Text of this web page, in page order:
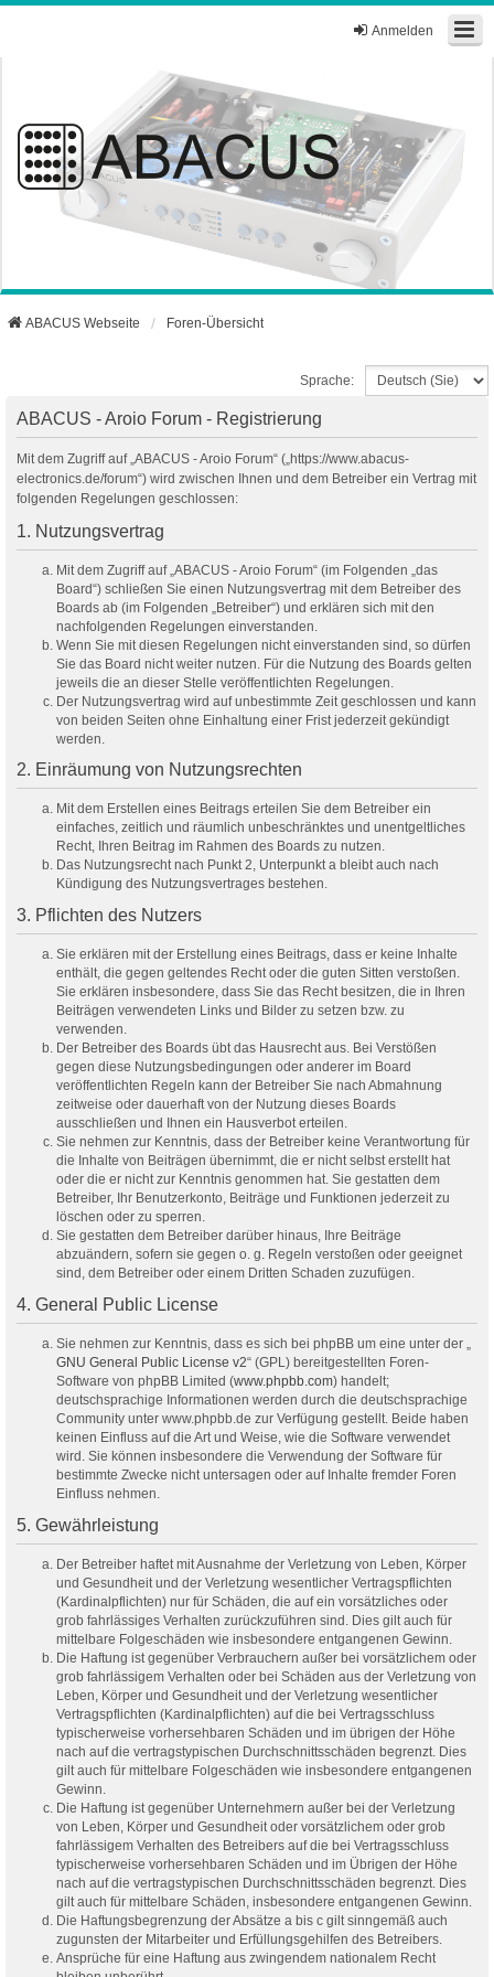
Anmelden
ABACUS Webseite Foren-Übersicht
Sprache:
ABACUS - Aroio Forum - Registrierung
Mit dem Zugriff auf „ABACUS - Aroio Forum“ („https://www.abacus-
electronics.de/forum“) wird zwischen Ihnen und dem Betreiber ein Vertrag mit
folgenden Regelungen geschlossen:
1. Nutzungsvertrag
Mit dem Zugriff auf „ABACUS - Aroio Forum“ (im Folgenden „das
Board“) schließen Sie einen Nutzungsvertrag mit dem Betreiber des
Boards ab (im Folgenden „Betreiber“) und erklären sich mit den
nachfolgenden Regelungen einverstanden.
Wenn Sie mit diesen Regelungen nicht einverstanden sind, so dürfen
Sie das Board nicht weiter nutzen. Für die Nutzung des Boards gelten
jeweils die an dieser Stelle veröffentlichten Regelungen.
Der Nutzungsvertrag wird auf unbestimmte Zeit geschlossen und kann
von beiden Seiten ohne Einhaltung einer Frist jederzeit gekündigt
werden.
2. Einräumung von Nutzungsrechten
Mit dem Erstellen eines Beitrags erteilen Sie dem Betreiber ein
einfaches, zeitlich und räumlich unbeschränktes und unentgeltliches
Recht, Ihren Beitrag im Rahmen des Boards zu nutzen.
Das Nutzungsrecht nach Punkt 2, Unterpunkt a bleibt auch nach
Kündigung des Nutzungsvertrages bestehen.
3. Pflichten des Nutzers
Sie erklären mit der Erstellung eines Beitrags, dass er keine Inhalte
enthält, die gegen geltendes Recht oder die guten Sitten verstoßen.
Sie erklären insbesondere, dass Sie das Recht besitzen, die in Ihren
Beiträgen verwendeten Links und Bilder zu setzen bzw. zu
verwenden.
Der Betreiber des Boards übt das Hausrecht aus. Bei Verstößen
gegen diese Nutzungsbedingungen oder anderer im Board
veröffentlichten Regeln kann der Betreiber Sie nach Abmahnung
zeitweise oder dauerhaft von der Nutzung dieses Boards
ausschließen und Ihnen ein Hausverbot erteilen.
Sie nehmen zur Kenntnis, dass der Betreiber keine Verantwortung für
die Inhalte von Beiträgen übernimmt, die er nicht selbst erstellt hat
oder die er nicht zur Kenntnis genommen hat. Sie gestatten dem
Betreiber, Ihr Benutzerkonto, Beiträge und Funktionen jederzeit zu
löschen oder zu sperren.
Sie gestatten dem Betreiber darüber hinaus, Ihre Beiträge
abzuändern, sofern sie gegen o. g. Regeln verstoßen oder geeignet
sind, dem Betreiber oder einem Dritten Schaden zuzufügen.
4. General Public License
Sie nehmen zur Kenntnis, dass es sich bei phpBB um eine unter der „
GNU General Public License v2“ (GPL) bereitgestellten Foren-
Software von phpBB Limited (www.phpbb.com) handelt;
deutschsprachige Informationen werden durch die deutschsprachige
Community unter www.phpbb.de zur Verfügung gestellt. Beide haben
keinen Einfluss auf die Art und Weise, wie die Software verwendet
wird. Sie können insbesondere die Verwendung der Software für
bestimmte Zwecke nicht untersagen oder auf Inhalte fremder Foren
Einfluss nehmen.
5. Gewährleistung
Der Betreiber haftet mit Ausnahme der Verletzung von Leben, Körper
und Gesundheit und der Verletzung wesentlicher Vertragspflichten
(Kardinalpflichten) nur für Schäden, die auf ein vorsätzliches oder
grob fahrlässiges Verhalten zurückzuführen sind. Dies gilt auch für
mittelbare Folgeschäden wie insbesondere entgangenen Gewinn.
Die Haftung ist gegenüber Verbrauchern außer bei vorsätzlichem oder
grob fahrlässigem Verhalten oder bei Schäden aus der Verletzung von
Leben, Körper und Gesundheit und der Verletzung wesentlicher
Vertragspflichten (Kardinalpflichten) auf die bei Vertragsschluss
typischerweise vorhersehbaren Schäden und im übrigen der Höhe
nach auf die vertragstypischen Durchschnittsschäden begrenzt. Dies
gilt auch für mittelbare Folgeschäden wie insbesondere entgangenen
Gewinn.
Die Haftung ist gegenüber Unternehmern außer bei der Verletzung
von Leben, Körper und Gesundheit oder vorsätzlichem oder grob
fahrlässigem Verhalten des Betreibers auf die bei Vertragsschluss
typischerweise vorhersehbaren Schäden und im Übrigen der Höhe
nach auf die vertragstypischen Durchschnittsschäden begrenzt. Dies
gilt auch für mittelbare Schäden, insbesondere entgangenen Gewinn.
Die Haftungsbegrenzung der Absätze a bis c gilt sinngemäß auch
zugunsten der Mitarbeiter und Erfüllungsgehilfen des Betreibers.
Ansprüche für eine Haftung aus zwingendem nationalem Recht